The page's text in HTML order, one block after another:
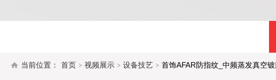
当前位置： 首页 视频展示 设备技艺 首饰AFAR防指纹_中频蒸发真空